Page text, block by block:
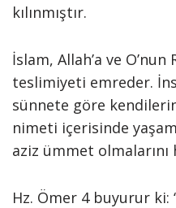
kılınmıştır.
İslam, Allah’a ve O’nun
teslimiyeti emreder.
sünnete göre
nimeti içerisinde
aziz ümmet olmalarını
Hz. Ömer 4 buyurur ki: